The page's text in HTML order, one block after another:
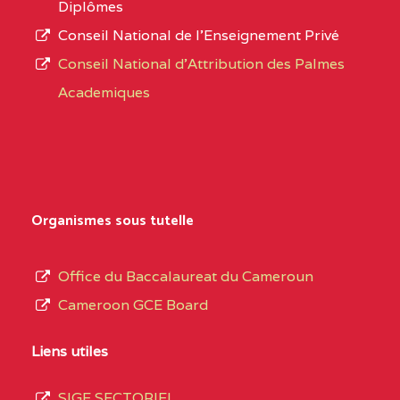
CENTRE
COLLEGE PRIVE
CENTRE
COLLEGE PRIVE LAIC
SAINT MICHEL
L’offre
d’éducation
de
du
Diplômes
Conseil National de l’Enseignement Privé
Conseil National d'Attribution des Palmes
Academiques
Organismes sous tutelle
Office du Baccalaureat du Cameroun
Cameroon GCE Board
Liens utiles